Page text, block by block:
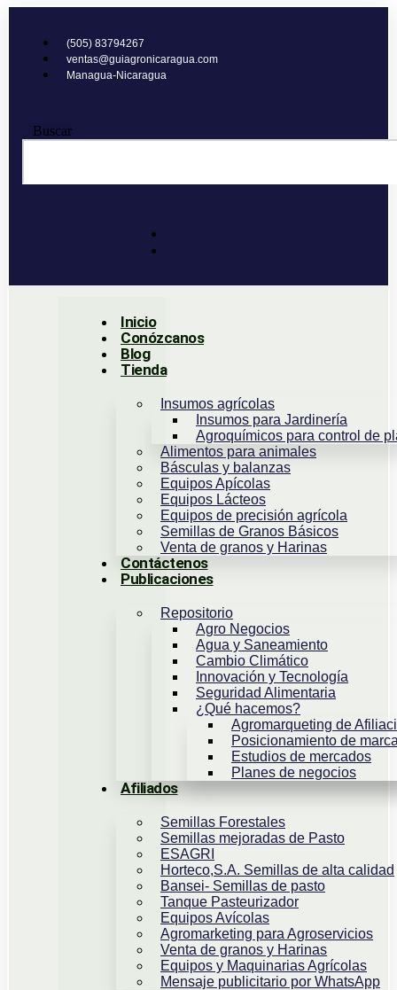
contenido
(505) 83794267
ventas@guiagronicaragua.com
Managua-Nicaragua
Buscar
Inicio
Conózcanos
Blog
Tienda
Insumos agrícolas
Insumos para Jardinería
Agroquímicos para control de
Alimentos para animales
Básculas y balanzas
Equipos Apícolas
Equipos Lácteos
Equipos de precisión agrícola
Semillas de Granos Básicos
Venta de granos y Harinas
Contáctenos
Publicaciones
Repositorio
Agro Negocios
Agua y Saneamiento
Cambio Climático
Innovación y Tecnología
Seguridad Alimentaria
¿Qué hacemos?
Agromarqueting de
Posicionamiento de
Estudios de mercados
Planes de negocios
Afiliados
Semillas Forestales
Semillas mejoradas de Pasto
ESAGRI
Horteco,S.A. Semillas de alta calidad
Bansei- Semillas de pasto
Tanque Pasteurizador
Equipos Avícolas
Agromarketing para Agroservicios
Venta de granos y Harinas
Equipos y Maquinarias Agrícolas
Mensaje publicitario por WhatsApp